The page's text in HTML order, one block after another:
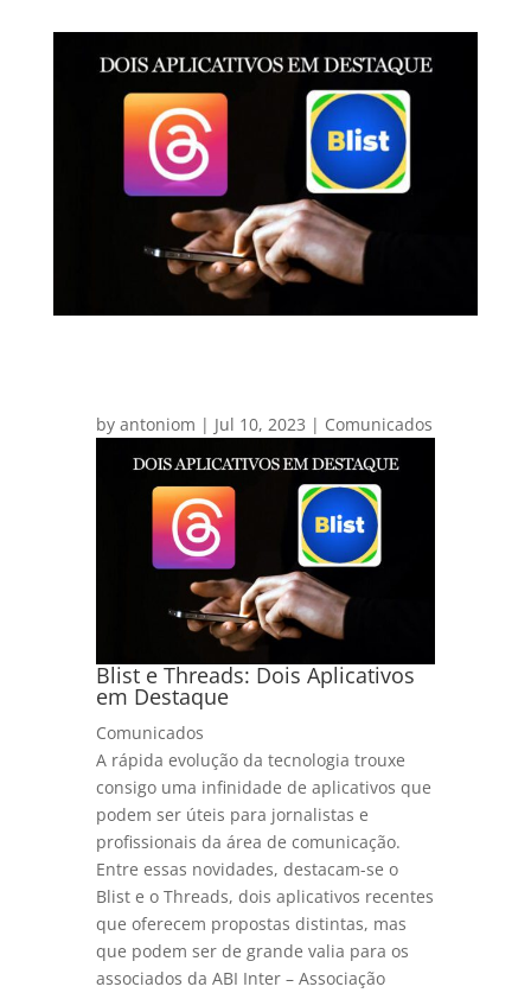
by antoniom | Jul 10, 2023 | Comunicados
Blist e Threads: Dois Aplicativos
em Destaque
Comunicados
A rápida evolução da tecnologia trouxe
consigo uma infinidade de aplicativos que
podem ser úteis para jornalistas e
profissionais da área de comunicação.
Entre essas novidades, destacam-se o
Blist e o Threads, dois aplicativos recentes
que oferecem propostas distintas, mas
que podem ser de grande valia para os
associados da ABI Inter – Associação